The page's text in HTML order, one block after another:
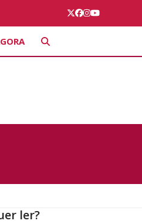
Twitter
Facebook
Instagram
YouTube
ler?